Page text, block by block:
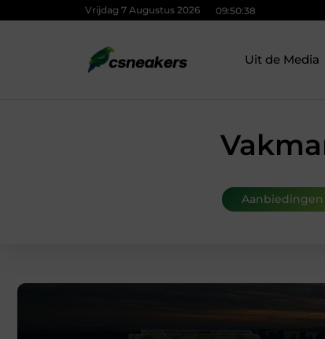
Vrijdag 7 Augustus 2026 09:50:40
Uit de Media
Aanbiedingen